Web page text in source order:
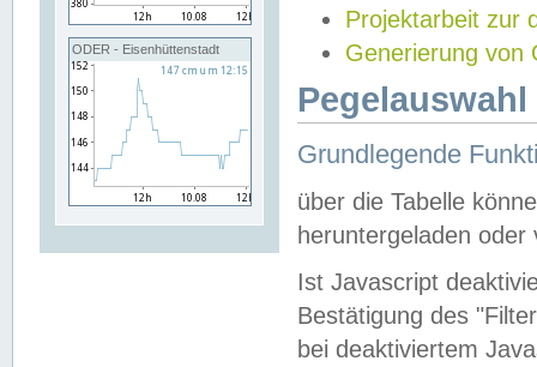
ODER - Eisenhüttenstadt
Projektarbeit zur
Generierung von
Grundlegende
über die Tabelle
heruntergeladen oder
Ist Javascript
Bestätigung des
bei deaktiviertem